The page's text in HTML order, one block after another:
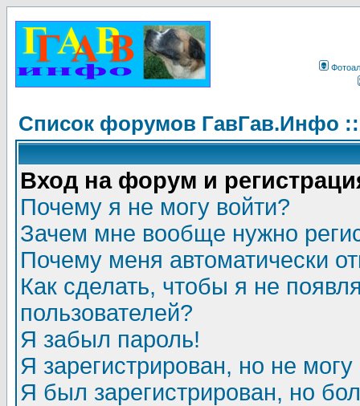
Список форумов ГавГав.Инфо
Вход на форум и
Почему я не могу войти?
Зачем мне вообще нужно
Почему меня автоматически
Как сделать, чтобы я не
пользователей?
Я забыл пароль!
Я зарегистрирован, но не могу
Я был зарегистрирован, но